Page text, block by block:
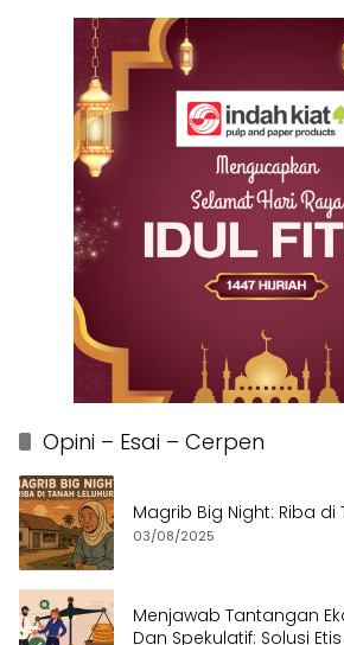
Opini – Esai – Cerpen
Magrib Big Night: Riba di
03/08/2025
Menjawab Tantangan
Dan Spekulatif: Solusi